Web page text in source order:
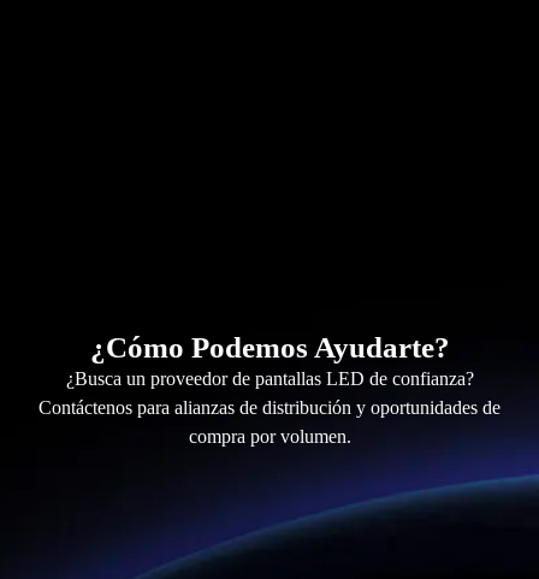
¿Cómo Podemos Ayudarte?
¿Busca un proveedor de pantallas LED de confianza?
Contáctenos para alianzas de distribución y oportunidades de
compra por volumen.